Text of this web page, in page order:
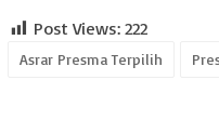
Post Views: 222
Asrar Presma Terpilih